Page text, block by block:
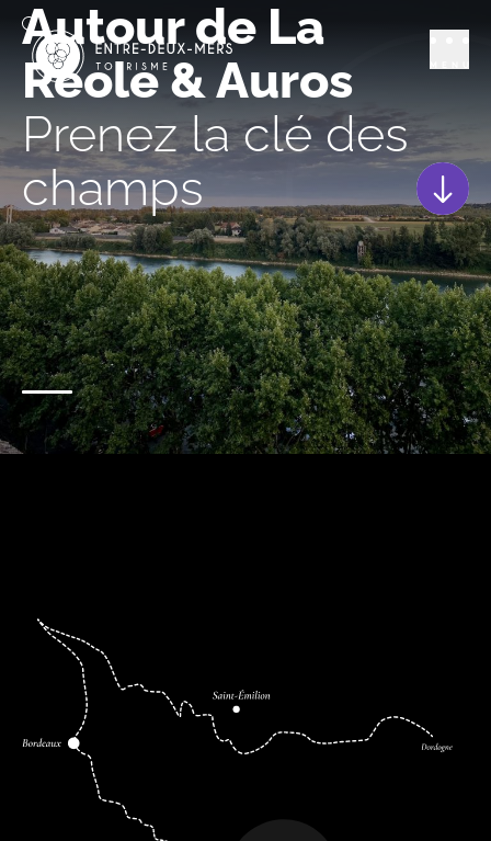
Autour de La
Réole & Auros
Prenez la clé des
champs
Scroll